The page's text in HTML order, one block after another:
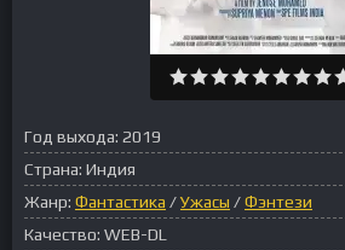
Год выхода: 2019
Страна: Индия
Жанр: Фантастика /Ужасы /Фэнтези
Качество: WEB-DL